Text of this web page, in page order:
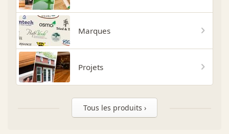
Marques
Projets
Tous les produits ›